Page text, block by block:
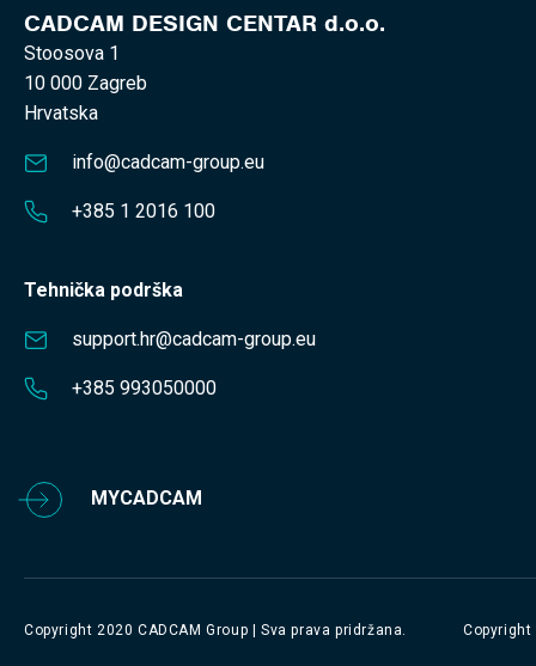
CADCAM DESIGN CENTAR d.o.o.
Stoosova 1
10 000 Zagreb
Hrvatska
info@cadcam-group.eu
+385 1 2016 100
Tehnička podrška
support.hr@cadcam-group.eu
+385 993050000
MYCADCAM
Copyright 2020 CADCAM Group | Sva prava pridržana. Copyright